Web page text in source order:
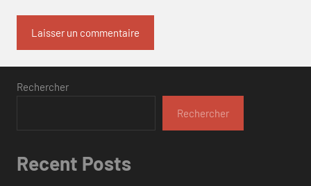
Rechercher
Rechercher
Recent Posts